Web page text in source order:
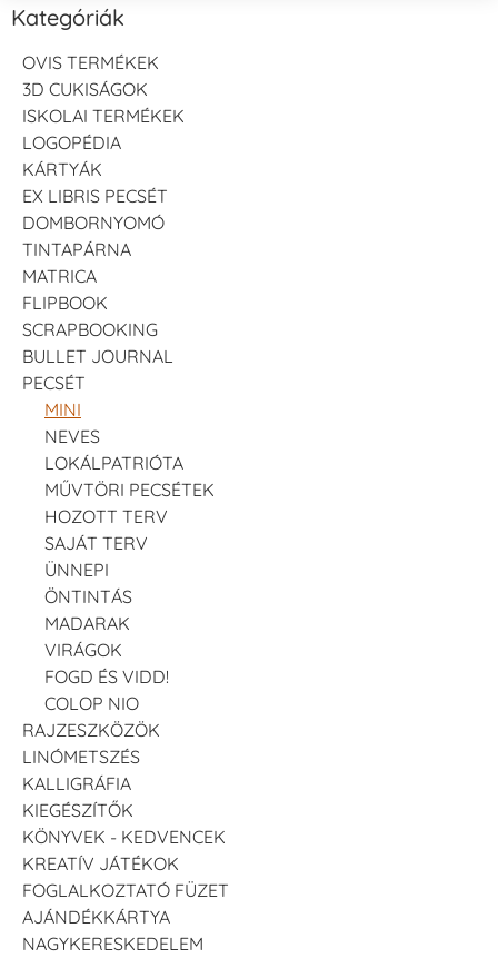
Kategóriák
OVIS TERMÉKEK
3D CUKISÁGOK
ISKOLAI TERMÉKEK
LOGOPÉDIA
KÁRTYÁK
EX LIBRIS PECSÉT
DOMBORNYOMÓ
TINTAPÁRNA
MATRICA
FLIPBOOK
SCRAPBOOKING
BULLET JOURNAL
PECSÉT
MINI
NEVES
LOKÁLPATRIÓTA
MŰVTÖRI PECSÉTEK
HOZOTT TERV
SAJÁT TERV
ÜNNEPI
ÖNTINTÁS
MADARAK
VIRÁGOK
FOGD ÉS VIDD!
COLOP NIO
RAJZESZKÖZÖK
LINÓMETSZÉS
KALLIGRÁFIA
KIEGÉSZÍTŐK
KÖNYVEK - KEDVENCEK
KREATÍV JÁTÉKOK
FOGLALKOZTATÓ FÜZET
AJÁNDÉKKÁRTYA
NAGYKERESKEDELEM